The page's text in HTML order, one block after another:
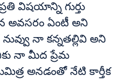
విషయాన్ని గుర్తు
అవసరం ఏంటీ అని
నా కన్నతల్లివి అని
నా మీద ప్రేమ
అనడంతో నేటి కార్తీక